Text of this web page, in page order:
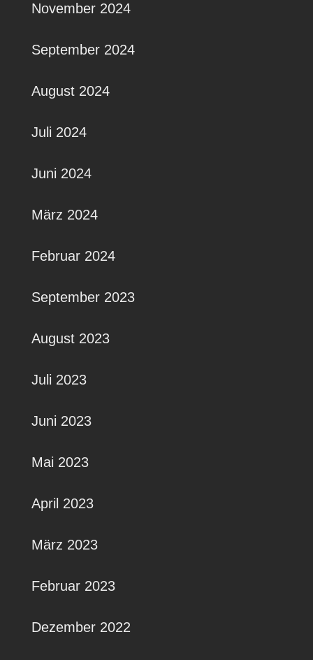
November 2024
September 2024
August 2024
Juli 2024
Juni 2024
März 2024
Februar 2024
September 2023
August 2023
Juli 2023
Juni 2023
Mai 2023
April 2023
März 2023
Februar 2023
Dezember 2022